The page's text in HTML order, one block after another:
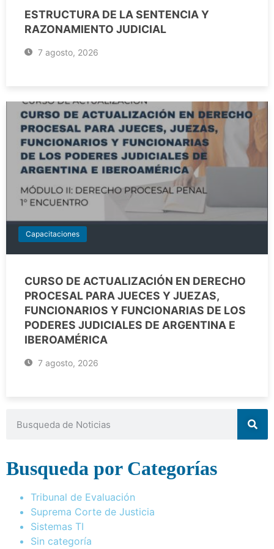
ESTRUCTURA DE LA SENTENCIA Y
RAZONAMIENTO JUDICIAL
7 agosto, 2026
Capacitaciones
CURSO DE ACTUALIZACIÓN EN DERECHO
PROCESAL PARA JUECES Y JUEZAS,
FUNCIONARIOS Y FUNCIONARIAS DE LOS
PODERES JUDICIALES DE ARGENTINA E
IBEROAMÉRICA
7 agosto, 2026
Busqueda por Categorías
Tribunal de Evaluación
Suprema Corte de Justicia
Sistemas TI
Sin categoría